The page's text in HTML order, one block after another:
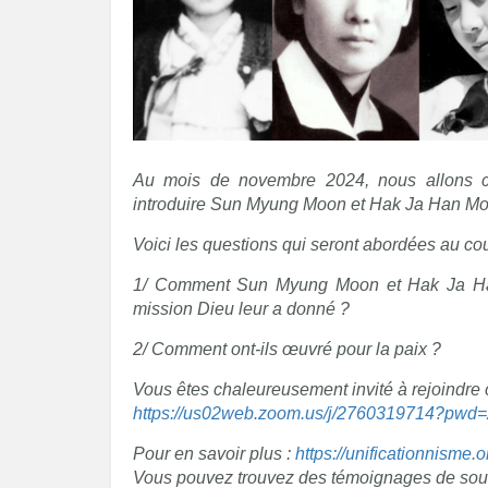
Au mois de novembre 2024, nous allons
introduire Sun Myung Moon et Hak Ja Han
Voici les questions qui seront abordées au
1/ Comment Sun Myung Moon et Hak Ja
mission Dieu leur a donné ?
2/ Comment ont-ils œuvré pour la paix ?
Vous êtes chaleureusement invité à
https://us02web.zoom.us/j/
Pour en savoir plus : https://
Vous pouvez trouvez des témoignages de